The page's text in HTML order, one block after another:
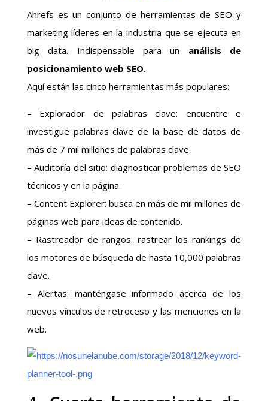
Ahrefs es un conjunto de herramientas de SEO y
marketing líderes en la industria que se ejecuta en
big data. Indispensable para un análisis de
posicionamiento web SEO.
Aquí están las cinco herramientas más populares:
– Explorador de palabras clave: encuentre e
investigue palabras clave de la base de datos de
más de 7 mil millones de palabras clave.
– Auditoría del sitio: diagnosticar problemas de SEO
técnicos y en la página.
– Content Explorer: busca en más de mil millones de
páginas web para ideas de contenido.
– Rastreador de rangos: rastrear los rankings de
los motores de búsqueda de hasta 10,000 palabras
clave.
– Alertas: manténgase informado acerca de los
nuevos vínculos de retroceso y las menciones en la
web.